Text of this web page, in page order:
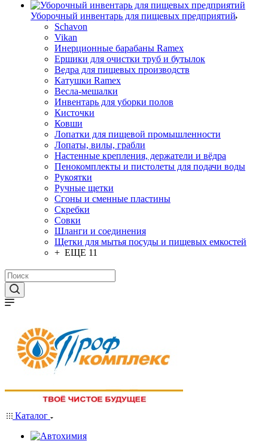
Уборочный инвентарь для пищевых предприятий
Schavon
Vikan
Инерционные барабаны Ramex
Ершики для очистки труб и бутылок
Ведра для пищевых производств
Катушки Ramex
Весла-мешалки
Инвентарь для уборки полов
Кисточки
Ковши
Лопатки для пищевой промышленности
Лопаты, вилы, грабли
Настенные крепления, держатели и вёдра
Пенокомплекты и пистолеты для подачи воды
Рукоятки
Ручные щетки
Сгоны и сменные пластины
Скребки
Совки
Шланги и соединения
Щетки для мытья посуды и пищевых емкостей
+ ЕЩЕ 11
Каталог